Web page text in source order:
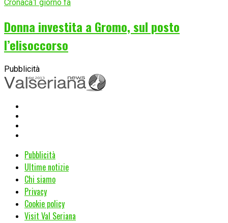
Cronaca1 giorno fa
Donna investita a Gromo, sul posto
l’elisoccorso
Pubblicità
Pubblicità
Ultime notizie
Chi siamo
Privacy
Cookie policy
Visit Val Seriana